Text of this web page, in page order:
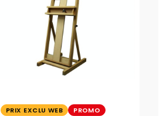
PRIX EXCLU WEB PROMO